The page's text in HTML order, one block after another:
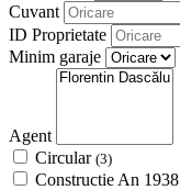
Cuvant
ID Proprietate
Minim garaje
Agent
Circular (3)
Constructie An 1938